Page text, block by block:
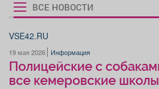
Работа Транспорт
Рукбрики
новостей
ВСЕ НОВОСТИ
VSE42.RU
19 мая 2026 Информация
Полицейские с
все кемеровские школы